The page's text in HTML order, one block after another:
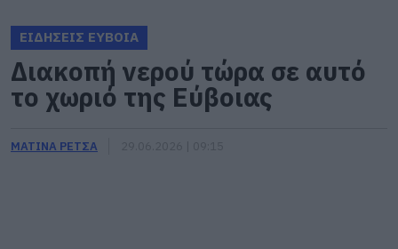
ΕΙΔΗΣΕΙΣ ΕΥΒΟΙΑ
Διακοπή νερού τώρα σε αυτό
το χωριό της Εύβοιας
ΜΑΤΙΝΑ ΡΕΤΣΑ